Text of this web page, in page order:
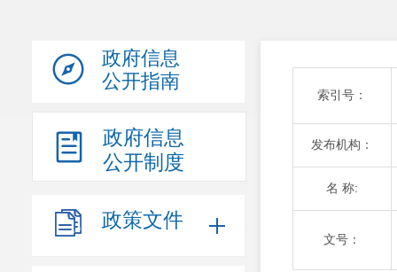
政府信息
公开指南
政府信息
公开制度
政策文件
索引号：
发布机构：
名 称:
文号：